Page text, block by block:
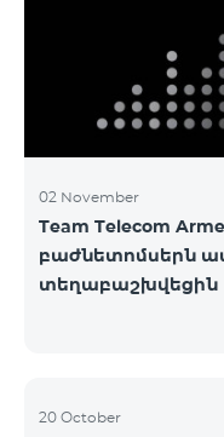
02 November
Team Telecom
բաժնետոմսերն
տեղաբաշխվեցին
20 October